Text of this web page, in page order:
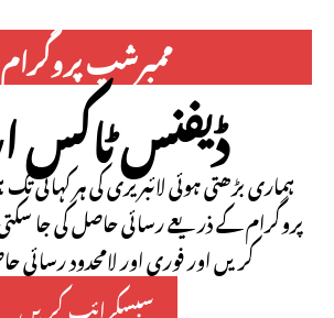
ممبرشپ پروگرام
ڈیفنس ٹاکس
ہماری بڑھتی ہوئی لائبریری کی ہر
پروگرام کے ذریعے رسائی حاصل کی جا
کریں اور فوری اور لامحدود
سبسکرائب کریں